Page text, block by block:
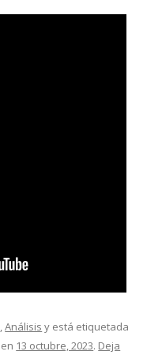
,Análisis y está etiquetada
en 13 octubre, 2023. Deja